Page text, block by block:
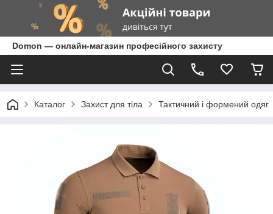
Domon — онлайн-магазин професійного захисту
Каталог Захист для тіла Тактичний і формений одяг